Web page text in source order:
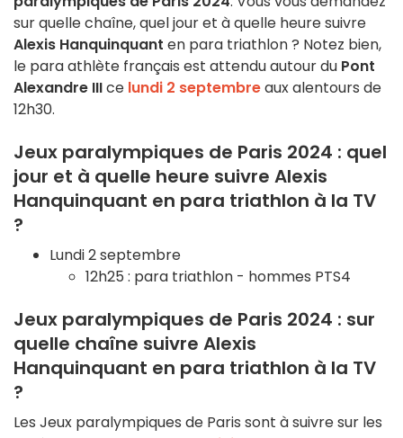
sur quelle chaîne, quel jour et à quelle heure suivre
Alexis Hanquinquant en para triathlon ? Notez bien,
le para athlète français est attendu autour du Pont
Alexandre IIIce lundi 2 septembreaux alentours de
12h30.
Jeux paralympiques de Paris 2024 : quel
jour et à quelle heure suivre Alexis
Hanquinquant en para triathlon à la TV
?
Lundi 2 septembre
12h25 : para triathlon - hommes PTS4
Jeux paralympiques de Paris 2024 : sur
quelle chaîne suivre Alexis
Hanquinquant en para triathlon à la TV
?
Les Jeux paralympiques de Paris sont à suivre sur les